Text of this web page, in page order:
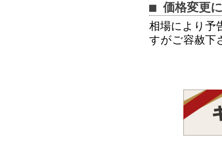
■ 価格変更
相場により予
すがご容赦下